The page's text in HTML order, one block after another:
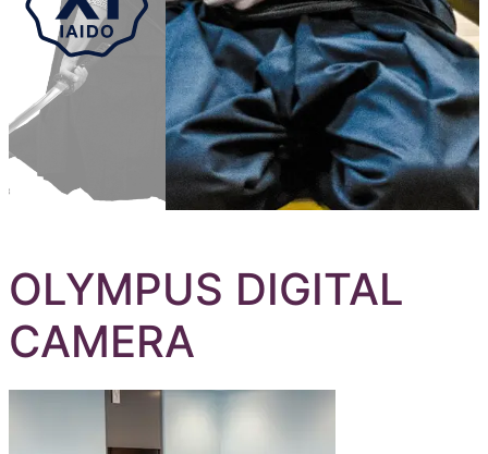
OLYMPUS DIGITAL
CAMERA